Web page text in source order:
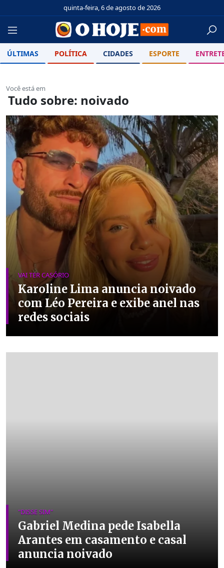
quinta-feira, 6 de agosto de 2026
ÚLTIMAS POLÍTICA CIDADES ESPORTE
Você está em
Tudo sobre: noivado
VAI TER CASÓRIO
Karoline Lima anuncia noivado
com Léo Pereira e exibe anel nas
redes sociais
"DISSE SIM"
Gabriel Medina pede Isabella
Arantes em casamento e casal
anuncia noivado